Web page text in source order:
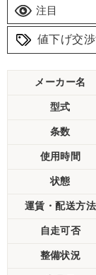
注目
値下げ交
メーカー名
型式
条数
使用時間
状態
運賃・配送方法
自走可否
整備状況